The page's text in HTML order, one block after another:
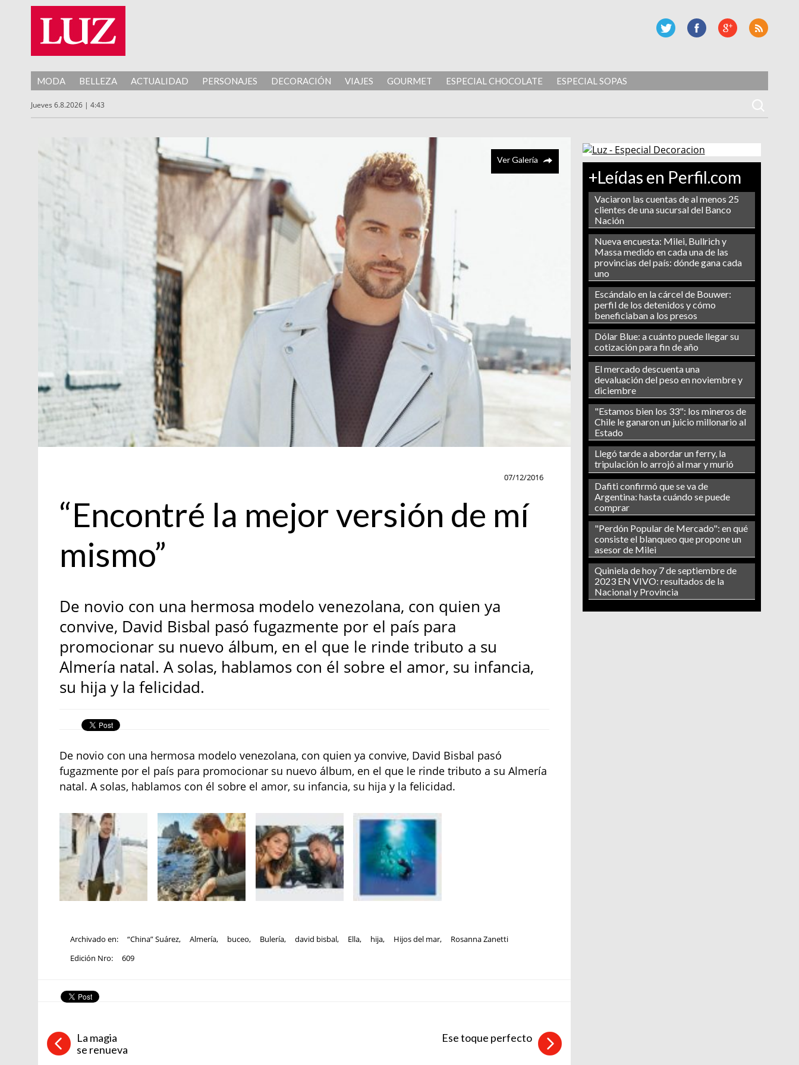
MODA BELLEZA ACTUALIDAD PERSONAJES DECORACIÓN VIAJES GOURMET ESPECIAL CHOCOLATE ESPECIAL SOPAS
Jueves 6.8.2026 | 4:43
+Leídas en Perfil.com
Vaciaron las cuentas de al menos 25
clientes de una sucursal del Banco
Nación
Nueva encuesta: Milei, Bullrich y
Massa medido en cada una de las
provincias del país: dónde gana cada
uno
Escándalo en la cárcel de Bouwer:
perfil de los detenidos y cómo
beneficiaban a los presos
Dólar Blue: a cuánto puede llegar su
cotización para fin de año
El mercado descuenta una
devaluación del peso en noviembre y
diciembre
"Estamos bien los 33": los mineros de
Chile le ganaron un juicio millonario al
Estado
Llegó tarde a abordar un ferry, la
tripulación lo arrojó al mar y murió
Dafiti confirmó que se va de
Argentina: hasta cuándo se puede
comprar
"Perdón Popular de Mercado": en qué
consiste el blanqueo que propone un
asesor de Milei
Quiniela de hoy 7 de septiembre de
2023 EN VIVO: resultados de la
Nacional y Provincia
Ver Galería
07/12/2016
“Encontré la mejor versión de mí
mismo”
De novio con una hermosa modelo venezolana, con quien ya
convive, David Bisbal pasó fugazmente por el país para
promocionar su nuevo álbum, en el que le rinde tributo a su
Almería natal. A solas, hablamos con él sobre el amor, su infancia,
su hija y la felicidad.
De novio con una hermosa modelo venezolana, con quien ya convive, David Bisbal pasó
fugazmente por el país para promocionar su nuevo álbum, en el que le rinde tributo a su Almería
natal. A solas, hablamos con él sobre el amor, su infancia, su hija y la felicidad.
Archivado en: “China” Suárez, Almería, buceo, Bulería, david bisbal, Ella, hija, Hijos del mar,
Rosanna Zanetti
Edición Nro:
609
La magia
se renueva
Ese toque perfecto